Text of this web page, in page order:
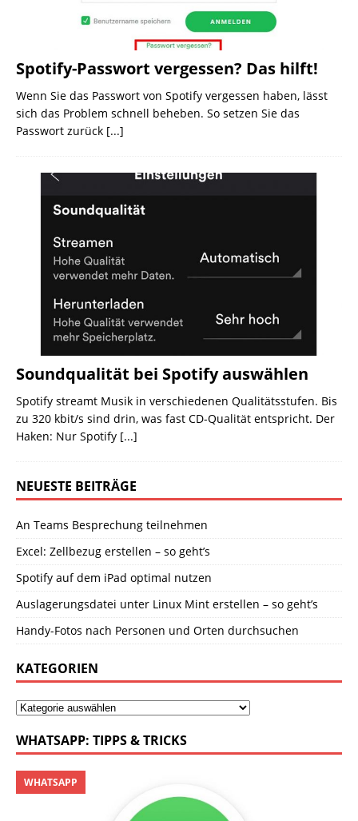
Spotify-Passwort vergessen? Das hilft!
Wenn Sie das Passwort von Spotify vergessen haben, lässt
sich das Problem schnell beheben. So setzen Sie das
Passwort zurück [...]
Soundqualität bei Spotify auswählen
Spotify streamt Musik in verschiedenen Qualitätsstufen. Bis
zu 320 kbit/s sind drin, was fast CD-Qualität entspricht. Der
Haken: Nur Spotify [...]
NEUESTE BEITRÄGE
An Teams Besprechung teilnehmen
Excel: Zellbezug erstellen – so geht’s
Spotify auf dem iPad optimal nutzen
Auslagerungsdatei unter Linux Mint erstellen – so geht’s
Handy-Fotos nach Personen und Orten durchsuchen
KATEGORIEN
WHATSAPP: TIPPS & TRICKS
WHATSAPP